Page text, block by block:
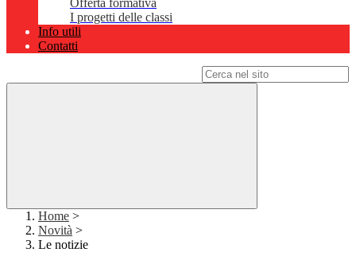
Offerta formativa
I progetti delle classi
Info utili
Contatti
Home >
Novità >
Le notizie